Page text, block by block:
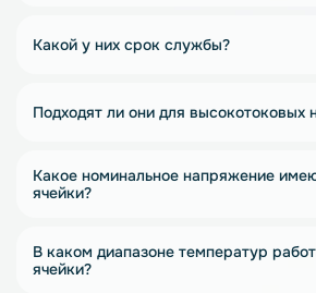
Какой у них срок службы?
Подходят ли они для высокотоковых
Какое номинальное напряжение
ячейки?
В каком диапазоне температур
ячейки?